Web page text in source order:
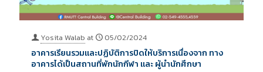
Yosita Walab at 05/02/2024
อาคารเรียนรวมและปฏิบัติการปิดให้บริการเนื่องจาก ทาง
อาคารได้เป็นสถานที่พักนักกีฬา และ ผู้นำนักศึกษา